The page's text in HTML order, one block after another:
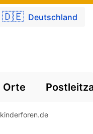
🇩🇪 Deutschland
Orte
kinderforen.de